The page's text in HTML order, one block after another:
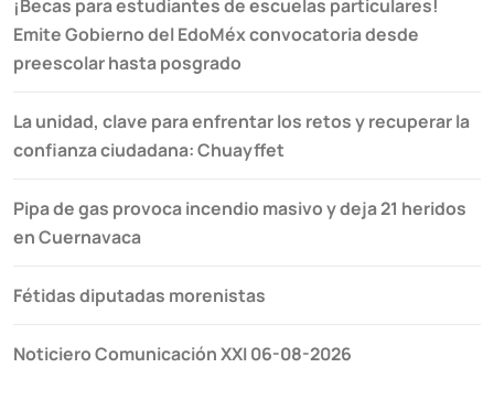
¡Becas para estudiantes de escuelas particulares!
Emite Gobierno del EdoMéx convocatoria desde
preescolar hasta posgrado
La unidad, clave para enfrentar los retos y recuperar la
confianza ciudadana: Chuayffet
Pipa de gas provoca incendio masivo y deja 21 heridos
en Cuernavaca
Fétidas diputadas morenistas
Noticiero Comunicación XXI 06-08-2026